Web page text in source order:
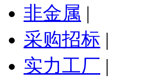
非金属 |
采购招标 |
实力工厂 |